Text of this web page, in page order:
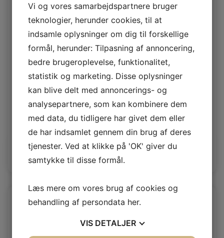
Polsterlam Café
Polsterlam 20 mm
Log ind / Ny kunde
Vi og vores samarbejdspartnere bruger
teknologier, herunder cookies, til at
indsamle oplysninger om dig til forskellige
formål, herunder: Tilpasning af annoncering,
bedre brugeroplevelse, funktionalitet,
statistik og marketing. Disse oplysninger
kan blive delt med annoncerings- og
analysepartnere, som kan kombinere dem
med data, du tidligere har givet dem eller
de har indsamlet gennem din brug af deres
tjenester. Ved at klikke på 'OK' giver du
samtykke til disse formål.
Læs mere om vores brug af cookies og
behandling af persondata her.
VIS DETALJER